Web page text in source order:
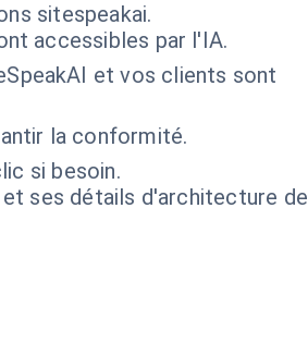
sitespeakai.
accessibles par l'IA.
et vos clients sont
la conformité.
si besoin.
et ses détails d'architecture de